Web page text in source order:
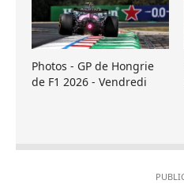
Photos - GP de Hongrie
de F1 2026 - Vendredi